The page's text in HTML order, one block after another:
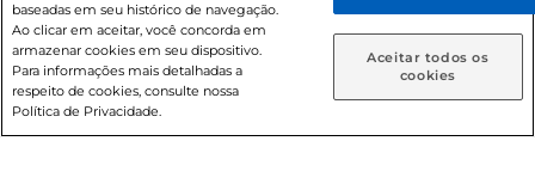
suas compras:
Entrega em casa Retire em Loja
© 2026 Copyright. Todos os direitos
reservados Prezunic.
baseadas em seu histórico de navegação.
Ao clicar em aceitar, você concorda em
armazenar cookies em seu dispositivo.
Para informações mais detalhadas a
respeito de cookies, consulte nossa
Política de Privacidade.
Aceitar todos os
cookies